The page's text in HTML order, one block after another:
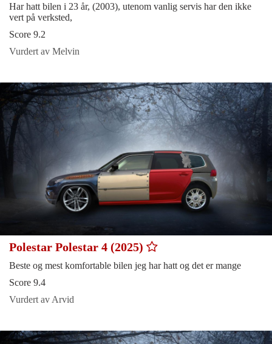
Har hatt bilen i 23 år, (2003), utenom vanlig servis har den ikke
vert på verksted,
Score 9.2
Vurdert av Melvin
Polestar Polestar 4 (2025)
Beste og mest komfortable bilen jeg har hatt og det er mange
Score 9.4
Vurdert av Arvid